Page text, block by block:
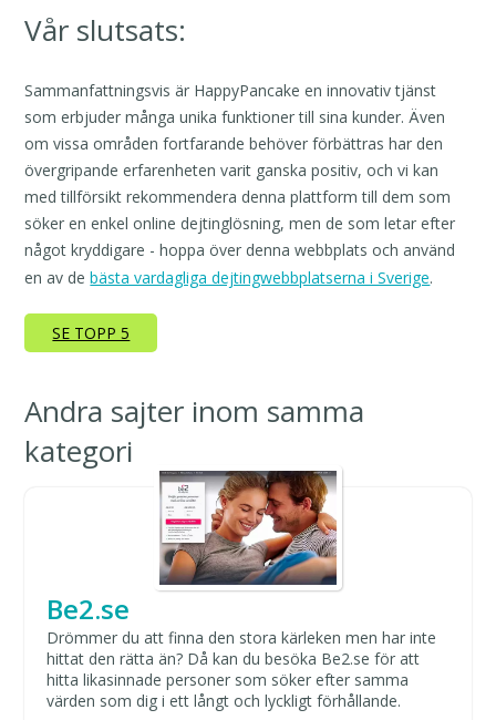
Vår slutsats:
Sammanfattningsvis är HappyPancake en innovativ tjänst
som erbjuder många unika funktioner till sina kunder. Även
om vissa områden fortfarande behöver förbättras har den
övergripande erfarenheten varit ganska positiv, och vi kan
med tillförsikt rekommendera denna plattform till dem som
söker en enkel online dejtinglösning, men de som letar efter
något kryddigare - hoppa över denna webbplats och använd
en av debästa vardagliga dejtingwebbplatserna i Sverige.
SE TOPP 5
Andra sajter inom samma
kategori
Be2.se
Drömmer du att finna den stora kärleken men har inte
hittat den rätta än? Då kan du besöka Be2.se för att
hitta likasinnade personer som söker efter samma
värden som dig i ett långt och lyckligt förhållande.